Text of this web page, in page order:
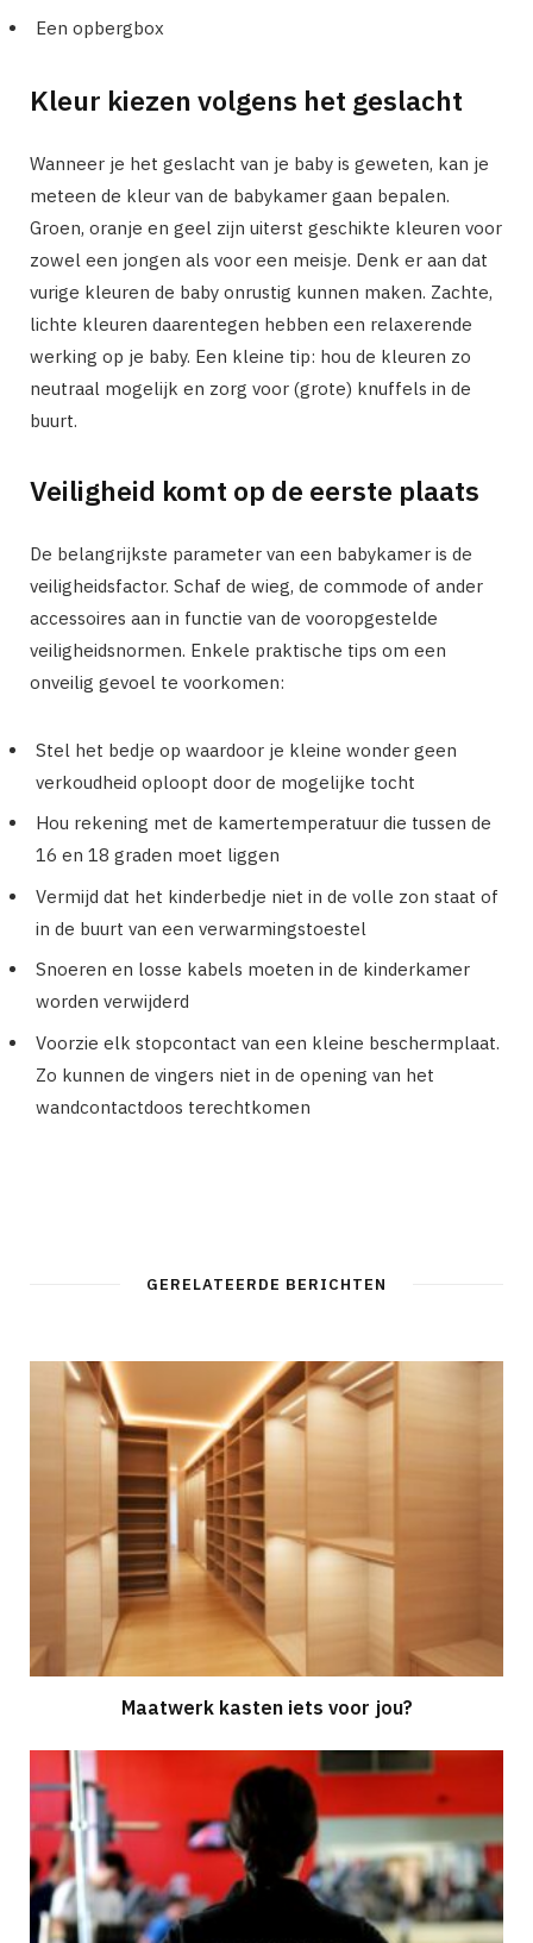
Een opbergbox
Kleur kiezen volgens het geslacht
Wanneer je het geslacht van je baby is geweten, kan je
meteen de kleur van de babykamer gaan bepalen.
Groen, oranje en geel zijn uiterst geschikte kleuren voor
zowel een jongen als voor een meisje. Denk er aan dat
vurige kleuren de baby onrustig kunnen maken. Zachte,
lichte kleuren daarentegen hebben een relaxerende
werking op je baby. Een kleine tip: hou de kleuren zo
neutraal mogelijk en zorg voor (grote) knuffels in de
buurt.
Veiligheid komt op de eerste plaats
De belangrijkste parameter van een babykamer is de
veiligheidsfactor. Schaf de wieg, de commode of ander
accessoires aan in functie van de vooropgestelde
veiligheidsnormen. Enkele praktische tips om een
onveilig gevoel te voorkomen:
Stel het bedje op waardoor je kleine wonder geen
verkoudheid oploopt door de mogelijke tocht
Hou rekening met de kamertemperatuur die tussen de
16 en 18 graden moet liggen
Vermijd dat het kinderbedje niet in de volle zon staat of
in de buurt van een verwarmingstoestel
Snoeren en losse kabels moeten in de kinderkamer
worden verwijderd
Voorzie elk stopcontact van een kleine beschermplaat.
Zo kunnen de vingers niet in de opening van het
wandcontactdoos terechtkomen
GERELATEERDE BERICHTEN
Maatwerk kasten iets voor jou?